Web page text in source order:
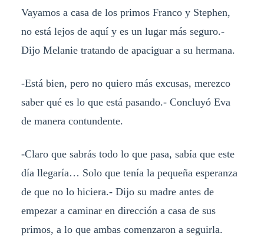
Vayamos a casa de los primos Franco y Stephen,
no está lejos de aquí y es un lugar más seguro.-
Dijo Melanie tratando de apaciguar a su hermana.
-Está bien, pero no quiero más excusas, merezco
saber qué es lo que está pasando.- Concluyó Eva
de manera contundente.
-Claro que sabrás todo lo que pasa, sabía que este
día llegaría… Solo que tenía la pequeña esperanza
de que no lo hiciera.- Dijo su madre antes de
empezar a caminar en dirección a casa de sus
primos, a lo que ambas comenzaron a seguirla.